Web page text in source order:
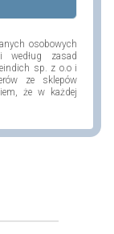
osobowych
zasad
sp. z o.o i
ze sklepów
że w każdej